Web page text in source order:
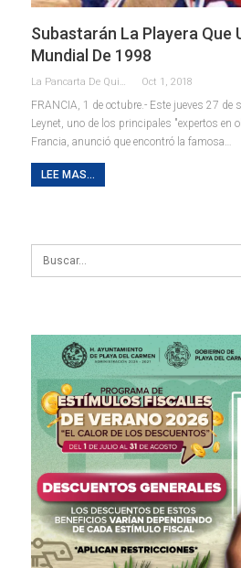
Subastarán La Playera Que
Mundial De 1998
La Pancarta De Quintana Roo Oct 1, 2018
FRANCIA, 1 de octubre.- Este jueves 27 de
Leynet, uno de los principales "expertos en
Francia, anunció que encontró la famosa…
LEE MAS...